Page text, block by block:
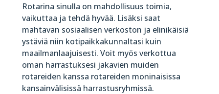
Rotarina sinulla on mahdollisuus toimia,
vaikuttaa ja tehdä hyvää. Lisäksi saat
mahtavan sosiaalisen verkoston ja elinikäisiä
ystäviä niin kotipaikkakunnaltasi kuin
maailmanlaajuisesti. Voit myös verkottua
oman harrastuksesi jakavien muiden
rotareiden kanssa rotareiden moninaisissa
kansainvälisissä harrastusryhmissä.